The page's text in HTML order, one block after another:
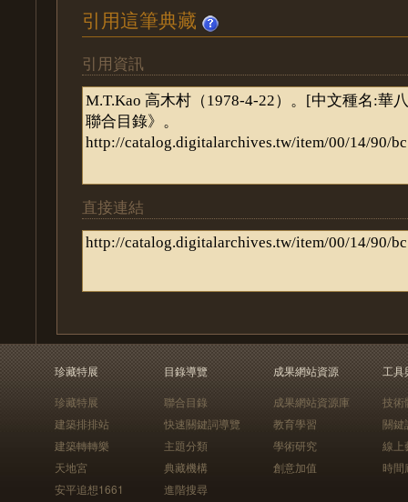
引用這筆典藏
引用資訊
直接連結
珍藏特展
珍藏特展
建築排排站
建築轉轉樂
天地宮
安平追想1661
目錄導覽
聯合目錄
快速關鍵詞導覽
主題分類
典藏機構
進階搜尋
成果網站資源
成果網站資源庫
教育學習
學術研究
創意加值
工具
技術
關鍵
線上
時間